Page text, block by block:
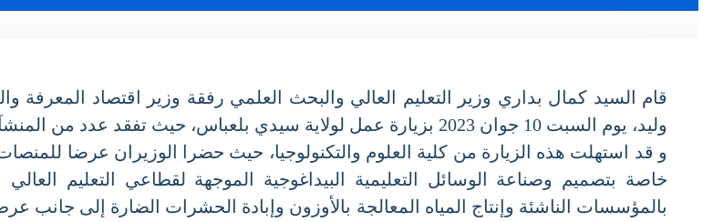
قام السيد كمال بداري وزير التعليم العالي والبحث العلمي رفقة وزير اقتصاد
وليد، يوم السبت 10 جوان 2023 بزيارة عمل لولاية سيدي بلعباس، حيث تفقد عدد من المنشآت العلمية والتكنولوجية التي حققتها جامعة “جيلالي اليابس”.
و قد استهلت هذه الزيارة من كلية العلوم والتكنولوجيا، حيث حضرا الوزيران عرضا
خاصة بتصميم وصناعة الوسائل التعليمية البيداغوجية الموجهة لقطاعي التعليم
بالمؤسسات الناشئة وإنتاج المياه المعالجة بالأوزون وإبادة الحشرات الضارة إلى جانب عرض